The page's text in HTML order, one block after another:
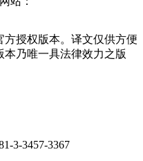
授权版本。译文仅供方便
乃唯一具法律效力之版
3-3457-3367